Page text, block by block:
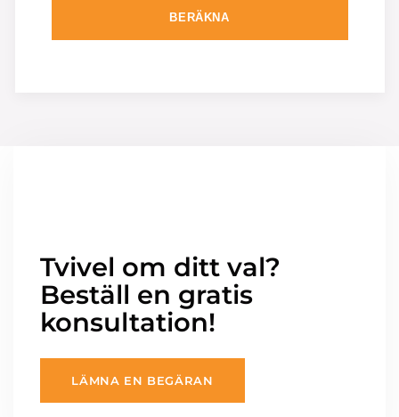
BERÄKNA
Tvivel om ditt val?
Beställ en gratis
konsultation!
LÄMNA EN BEGÄRAN